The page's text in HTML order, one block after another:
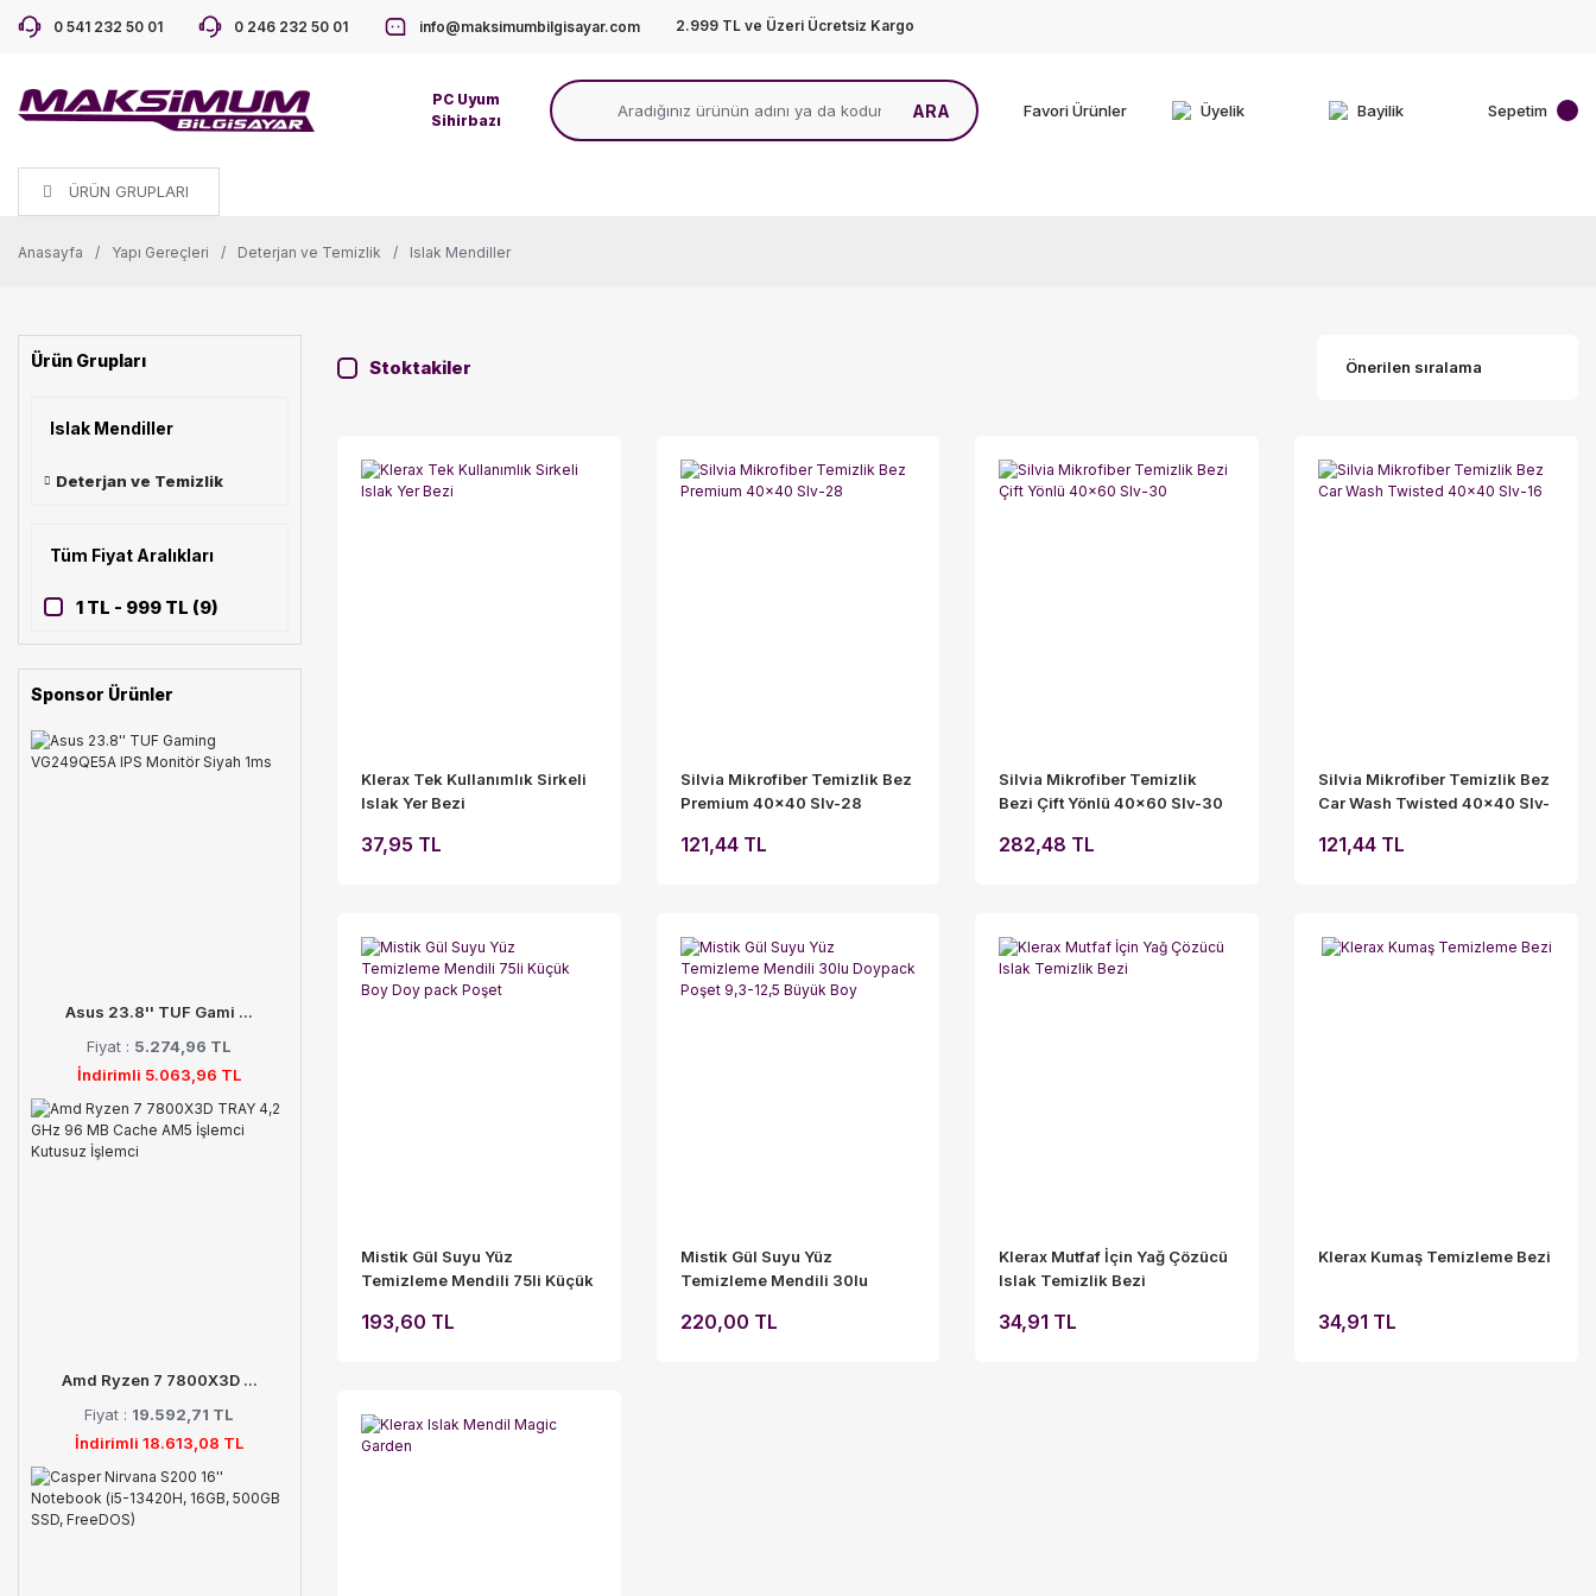
0 541 232 50 01 0 246 232 50 01 info@maksimumbilgisayar.com 2.999 TL ve Üzeri Ücretsiz Kargo
PC Uyum
Sihirbazı
ARA Favori Ürünler Üyelik Bayilik Sepetim
ÜRÜN GRUPLARI
Anasayfa Yapı Gereçleri Deterjan ve Temizlik Islak Mendiller
Ürün Grupları
Islak Mendiller
Deterjan ve Temizlik
Tüm Fiyat Aralıkları
1 TL - 999 TL (9)
Sponsor Ürünler
Asus 23.8'' TUF Gami ...
Fiyat : 5.274,96 TL
İndirimli 5.063,96 TL
Amd Ryzen 7 7800X3D ...
Fiyat : 19.592,71 TL
İndirimli 18.613,08 TL
Stoktakiler
Klerax Tek Kullanımlık Sirkeli
Islak Yer Bezi
37,95 TL
Silvia Mikrofiber Temizlik Bez
Premium 40x40 Slv-28
121,44 TL
Silvia Mikrofiber Temizlik
Bezi Çift Yönlü 40x60 Slv-30
282,48 TL
Silvia Mikrofiber Temizlik Bez
Car Wash Twisted 40x40 Slv-
121,44 TL
Mistik Gül Suyu Yüz
Temizleme Mendili 75li Küçük
193,60 TL
Mistik Gül Suyu Yüz
Temizleme Mendili 30lu
Boy
220,00 TL
Klerax Mutfaf İçin Yağ Çözücü
Islak Temizlik Bezi
34,91 TL
Klerax Kumaş Temizleme Bezi
34,91 TL